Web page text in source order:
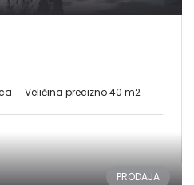
Veličina precizno 40 m2
PRODAJA